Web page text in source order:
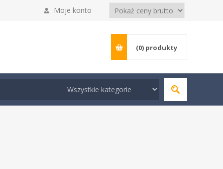
Moje konto
(0) produkty